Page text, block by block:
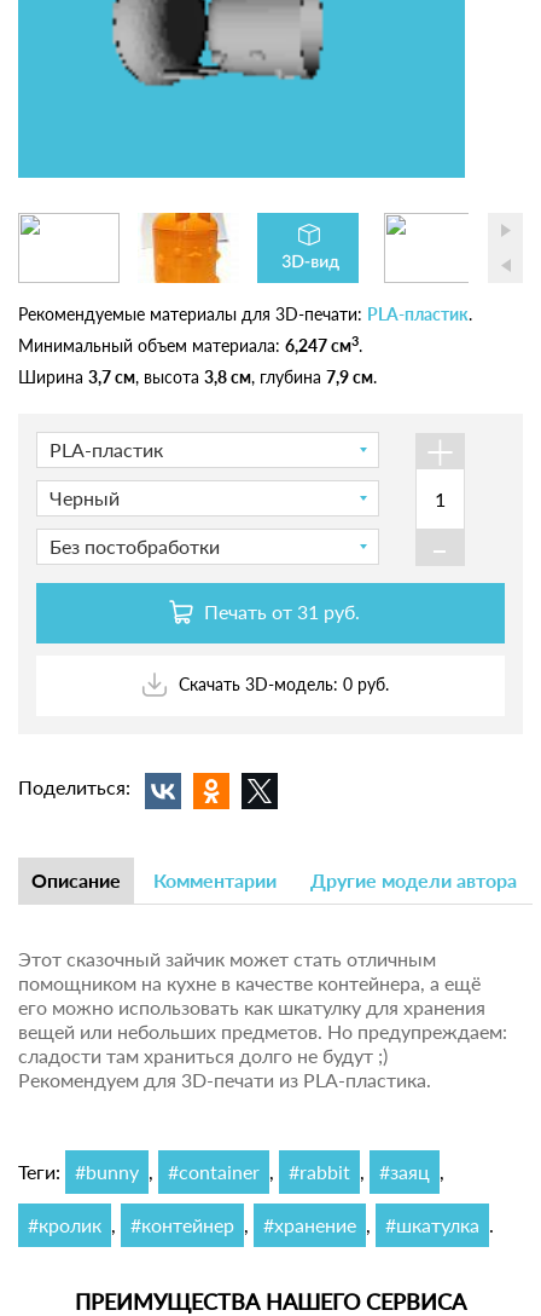
Рекомендуемые материалы для 3D-печати: PLA-пластик.
Минимальный объем материала: 6,247 см3.
Ширина 3,7 см, высота 3,8 см, глубина 7,9 см.
PLA-пластик
Черный
Без постобработки
+
-
Печать от 31 руб.
Скачать 3D-модель: 0 руб.
Поделиться:
Описание Комментарии Другие модели автора
Этот сказочный зайчик может стать отличным
помощником на кухне в качестве контейнера, а ещё
его можно использовать как шкатулку для хранения
вещей или небольших предметов. Но предупреждаем:
сладости там храниться долго не будут ;)
Рекомендуем для 3D-печати из PLA-пластика.
Теги: #bunny , #container , #rabbit , #заяц ,
#кролик , #контейнер , #хранение , #шкатулка .
ПРЕИМУЩЕСТВА НАШЕГО СЕРВИСА